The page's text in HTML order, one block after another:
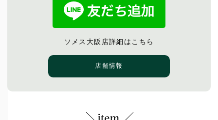
ソメス大阪店詳細はこちら
店舗情報